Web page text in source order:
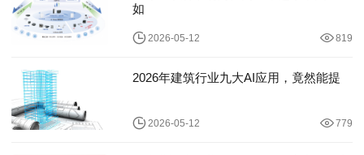
如
2026-05-12 819
2026年建筑行业九大AI应用，竟然能提
2026-05-12 779